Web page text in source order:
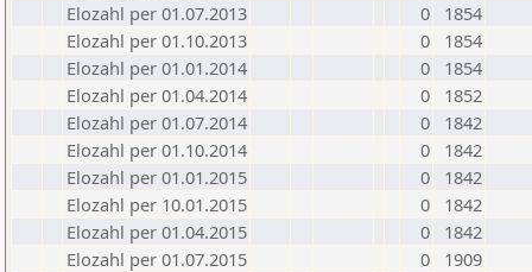
Elozahl per 01.07.2013
0
1854
Elozahl per 01.10.2013
0
1854
Elozahl per 01.01.2014
0
1854
Elozahl per 01.04.2014
0
1852
Elozahl per 01.07.2014
0
1842
Elozahl per 01.10.2014
0
1842
Elozahl per 01.01.2015
0
1842
Elozahl per 10.01.2015
0
1842
Elozahl per 01.04.2015
0
1842
Elozahl per 01.07.2015
0
1909